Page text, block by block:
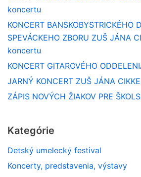
koncertu
KONCERT BANSKOBYSTRICKÉHO
SPEVÁCKEHO ZBORU ZUŠ JÁNA
koncertu
KONCERT GITAROVÉHO
JARNÝ KONCERT ZUŠ JÁNA
ZÁPIS NOVÝCH ŽIAKOV PRE
Kategórie
Detský umelecký festival
Koncerty, predstavenia, výstavy